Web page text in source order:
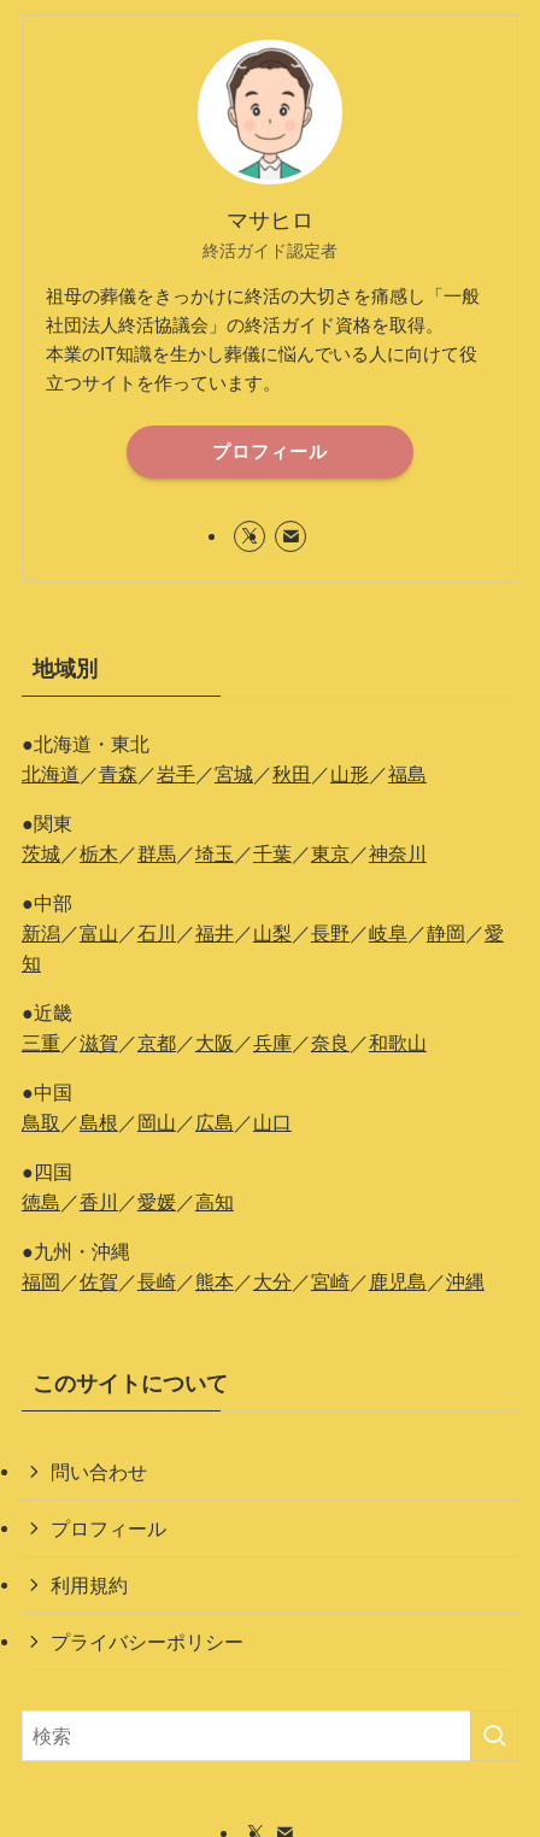
マサヒロ
終活ガイド認定者
祖母の葬儀をきっかけに終活の大切さを痛感し「一般
社団法人終活協議会」の終活ガイド資格を取得。
本業のIT知識を生かし葬儀に悩んでいる人に向けて役
立つサイトを作っています。
プロフィール
地域別
●北海道・東北
北海道 ／青森 ／岩手／宮城／秋田 ／山形／福島
●関東
茨城／栃木 ／群馬／埼玉 ／千葉／東京／神奈川
●中部
新潟 ／富山 ／石川 ／福井／山梨 ／長野 ／岐阜／静岡 ／愛
知
●近畿
三重／滋賀 ／京都／大阪 ／兵庫／奈良 ／和歌山
●中国
鳥取 ／島根 ／岡山 ／ 広島 ／山口
●四国
徳島 ／香川 ／愛媛／高知
●九州・沖縄
福岡 ／佐賀 ／長崎／熊本 ／大分 ／宮崎／ 鹿児島 ／沖縄
このサイトについて
問い合わせ
プロフィール
利用規約
プライバシーポリシー